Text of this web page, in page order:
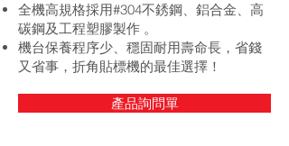
全機高規格採用#304不銹鋼、鋁合金、高
碳鋼及工程塑膠製作 。
機台保養程序少、穩固耐用壽命長，省錢
又省事，折角貼標機的最佳選擇！
產品詢問單